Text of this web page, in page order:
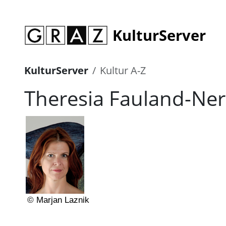
KulturServer
KulturServer Kultur A-Z
Theresia Fauland-
© Marjan Laznik